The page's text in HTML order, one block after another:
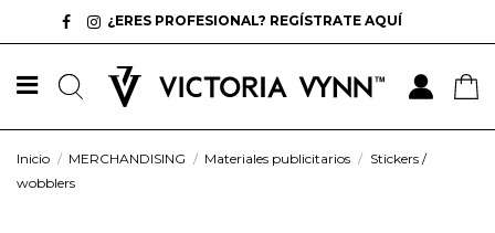
¿ERES PROFESIONAL? REGÍSTRATE AQUÍ
Inicio MERCHANDISING Materiales publicitarios
Stickers /
wobblers